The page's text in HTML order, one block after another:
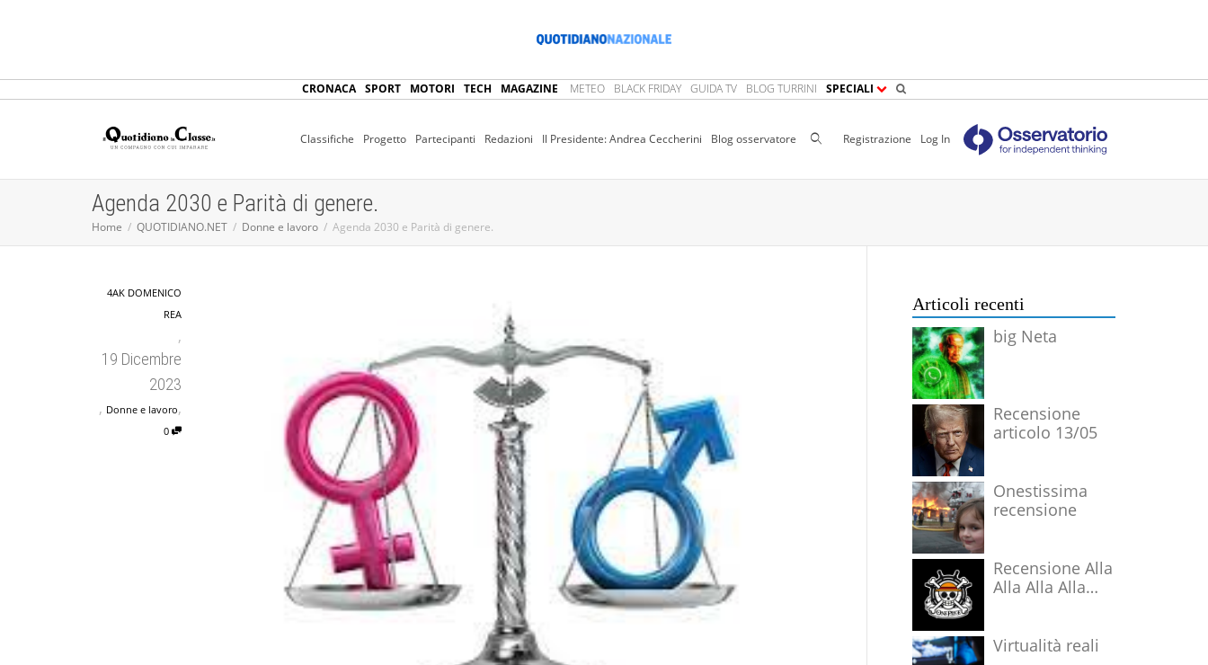
CRONACA SPORT MOTORI TECH MAGAZINE METEO BLACK FRIDAY GUIDA TV BLOG TURRINI SPECIALI
Classifiche Progetto Partecipanti Redazioni Il Presidente: Andrea Ceccherini Blog osservatore CercaRegistrazione Log In
Agenda 2030 e Parità di genere.
Home QUOTIDIANO.NET Donne e lavoro Agenda 2030 e Parità di genere.
4AK DOMENICO
REA
,
19 Dicembre
2023
, Donne e lavoro,
0
Articoli recenti
big Neta
Recensione
articolo 13/05
Onestissima
recensione
Recensione Alla
Alla Alla Alla
Virtualità reali